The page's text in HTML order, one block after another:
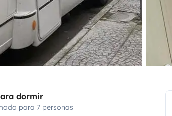
dormir
para 7 personas